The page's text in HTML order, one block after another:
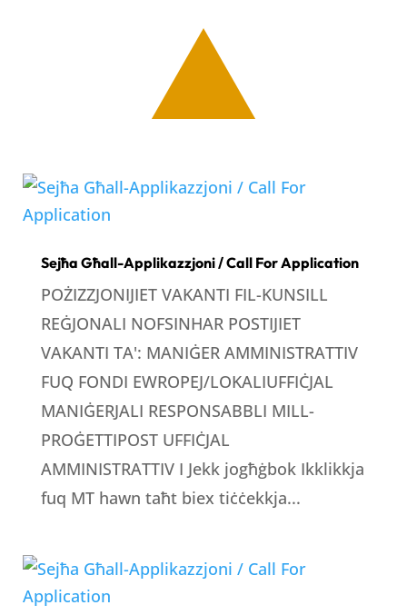
Sejħa Għall-Applikazzjoni / Call For Application
POŻIZZJONIJIET VAKANTI FIL-KUNSILL
REĠJONALI NOFSINHAR POSTIJIET
VAKANTI TA': MANIĠER AMMINISTRATTIV
FUQ FONDI EWROPEJ/LOKALIUFFIĊJAL
MANIĠERJALI RESPONSABBLI MILL-
PROĠETTIPOST UFFIĊJAL
AMMINISTRATTIV I Jekk jogħġbok Ikklikkja
fuq MT hawn taħt biex tiċċekkja...